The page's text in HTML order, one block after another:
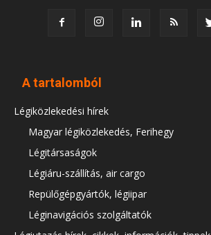
A tartalomból
Légiközlekedési hírek
Magyar légiközlekedés, Ferihegy
Légitársaságok
Légiáru-szállítás, air cargo
Repülőgépgyártók, légiipar
Léginavigációs szolgáltatók